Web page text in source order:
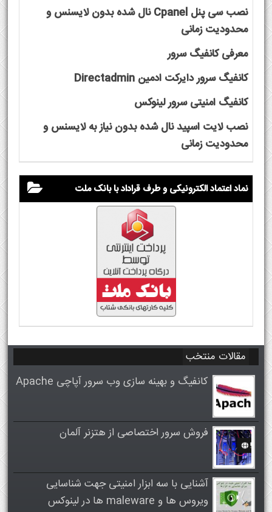
نصب سی پنل Cpanel نال شده بدون لایسنس و
محدودیت زمانی
معرفی کانفیگ سرور
کانفیگ سرور دایرکت ادمین Directadmin
کانفیگ امنیتی سرور لینوکس
نصب لایت اسپید نال شده بدون نیاز به لایسنس و
محدودیت زمانی
نماد اعتماد الکترونیکی و طرف قراداد با بانک ملت
مقالات منتخب
کانفیگ و بهینه سازی وب سرور آپاچی Apache
فروش سرور اختصاصی از هتزنر آلمان
آشنایی با سه ابزار امنیتی جهت شناسایی
ویروس ها و maleware ها در لینوکس